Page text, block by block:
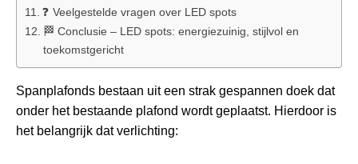
❓ Veelgestelde vragen over LED spots
🏁 Conclusie – LED spots: energiezuinig, stijlvol en
toekomstgericht
Spanplafonds bestaan uit een strak gespannen doek dat
onder het bestaande plafond wordt geplaatst. Hierdoor is
het belangrijk dat verlichting: